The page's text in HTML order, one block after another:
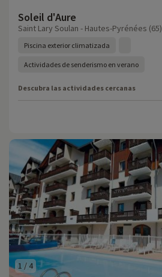
Soleil d'Aure
Saint Lary Soulan - Hautes-Pyrénées (65)
Piscina exterior climatizada
Actividades de senderismo en verano
Descubra las actividades cercanas
1 / 4